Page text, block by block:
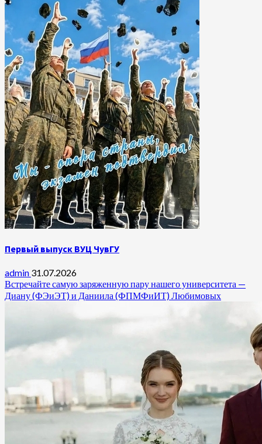
Первый выпуск ВУЦ ЧувГУ
admin 31.07.2026
Встречайте самую заряженную пару нашего университета —
Диану (ФЭиЭТ) и Даниила (ФПМФиИТ) Любимовых